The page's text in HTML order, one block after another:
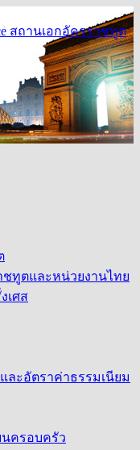
สถานเอกอัครราชทูต
ทูตและหน่วยงานไทย
เศส
ละอัตราค่าธรรมเนียม
นครอบครัว